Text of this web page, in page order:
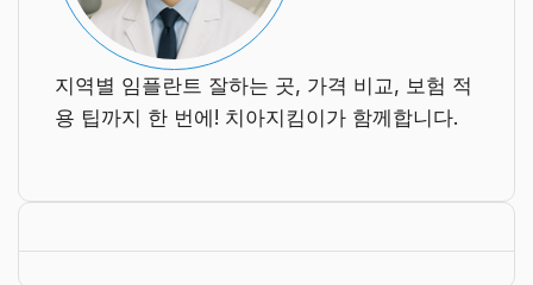
지역별 임플란트 잘하는 곳, 가격 비교, 보험 적
용 팁까지 한 번에! 치아지킴이가 함께합니다.